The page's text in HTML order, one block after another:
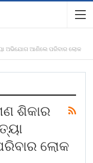
ଅଭିଯୋଗ ଆଣିଲେ ପରିବାର ଲୋକ
ଶିକାର
ଲୋକ